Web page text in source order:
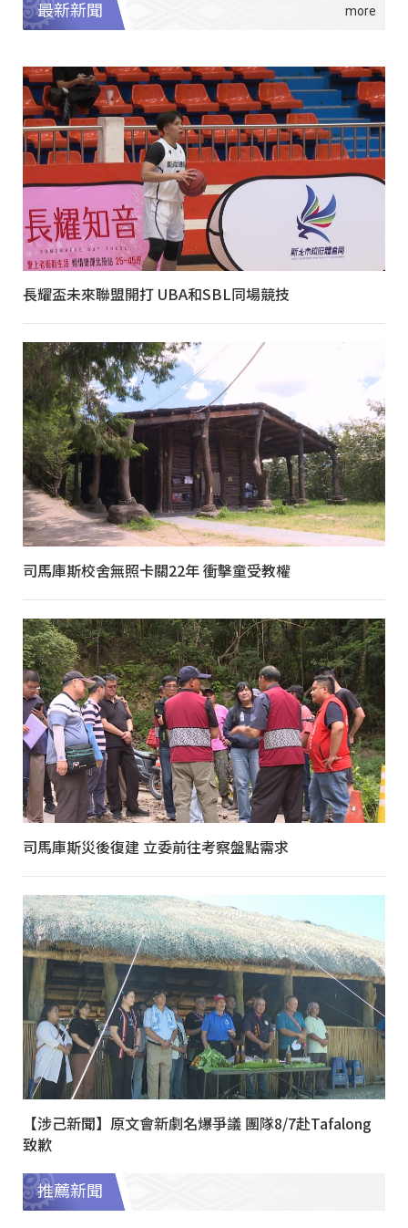
最新新聞
長耀盃未來聯盟開打 UBA和SBL同場競技
司馬庫斯校舍無照卡關22年 衝擊童受教權
司馬庫斯災後復建 立委前往考察盤點需求
【涉己新聞】原文會新劇名爆爭議 團隊8/7赴Tafalong
致歉
推薦新聞